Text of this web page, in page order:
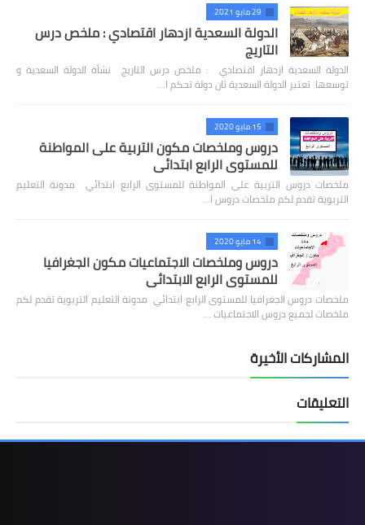
29 مايو 2021
الدولة السعدية ازدهار اقتصادي : ملخص درس
التاريج
الدولة السعدية ازدهار اقتصادي : ملخص درس التاريج نشأة الدولة السعدية و
توسعها تعتبر الدولة السعدية ثان دولة تحكم ا…
15 مايو 2020
دروس وملخصات مكون التربية على المواطنة
للمستوى الرابع ابتدائي
ملخصات دروس التربية على المواطنة للمستوى الرابع ابتدائي مدونة التعليم
التربوية تقدم لكم ملخصات دروس ا…
14 مايو 2020
دروس وملخصات الاجتماعيات مكون الجغرافيا
للمستوى الرابع الابتدائي
ملخصات دروس الجغرافيا للمستوى الرابع ابتدائي مدونة التعليم التربوية تقدم لكم
ملخصات لجميع دروس الاجتماعيات …
المشاركات الأخيرة
التعليقات